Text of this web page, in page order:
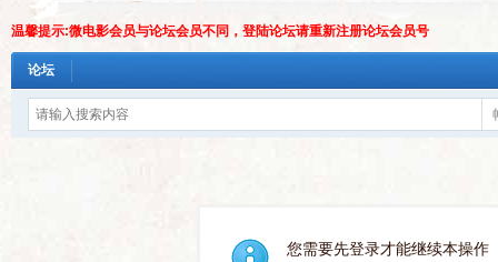
温馨提示:微电影会员与论坛会员不同，登陆论坛请重新注册论坛会员号
论坛
您需要先登录才能继续本操作